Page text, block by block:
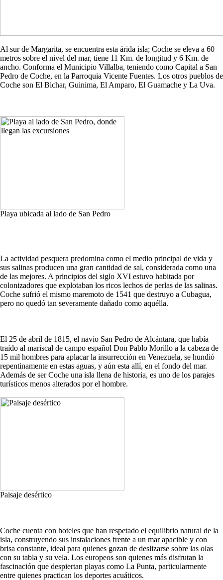
Al sur de Margarita, se encuentra esta árida isla; Coche se eleva a 60
metros sobre el nivel del mar, tiene 11 Km. de longitud y 6 Km. de
ancho. Conforma el Municipio Villalba, teniendo como Capital a San
Pedro de Coche, en la Parroquia Vicente Fuentes. Los otros pueblos de
Coche son El Bichar, Guinima, El Amparo, El Guamache y La Uva.
Playa ubicada al lado de San Pedro
La actividad pesquera predomina como el medio principal de vida y
sus salinas producen una gran cantidad de sal, considerada como una
de las mejores. A principios del siglo XVI estuvo habitada por
colonizadores que explotaban los ricos lechos de perlas de las salinas.
Coche sufrió el mismo maremoto de 1541 que destruyo a Cubagua,
pero no quedó tan severamente dañado como aquélla.
El 25 de abril de 1815, el navío San Pedro de Alcántara, que había
traído al mariscal de campo español Don Pablo Morillo a la cabeza de
15 mil hombres para aplacar la insurrección en Venezuela, se hundió
repentinamente en estas aguas, y aún esta allí, en el fondo del mar.
Además de ser Coche una isla llena de historia, es uno de los parajes
turísticos menos alterados por el hombre.
Paisaje desértico
Coche cuenta con hoteles que han respetado el equilibrio natural de la
isla, construyendo sus instalaciones frente a un mar apacible y con
brisa constante, ideal para quienes gozan de deslizarse sobre las olas
con su tabla y su vela. Los europeos son quienes más disfrutan la
fascinación que despiertan playas como La Punta, particularmente
entre quienes practican los deportes acuáticos.